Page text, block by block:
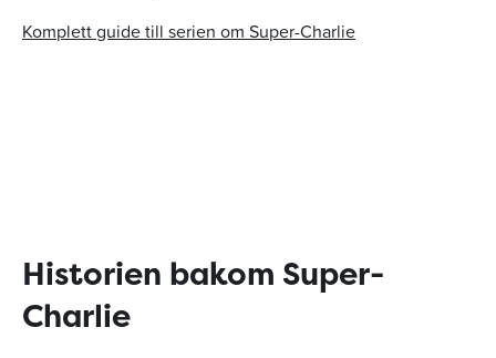
Komplett guide till serien om Super-Charlie
Historien bakom Super-
Charlie